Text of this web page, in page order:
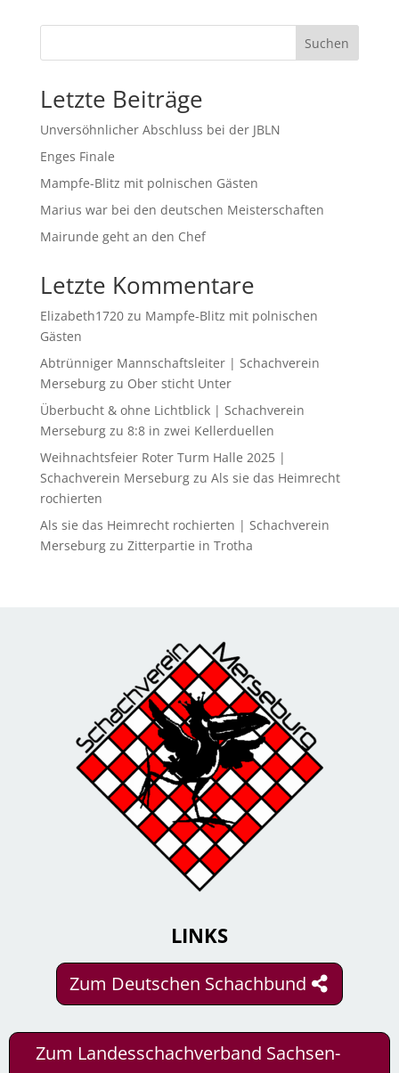
Suchen
Letzte Beiträge
Unversöhnlicher Abschluss bei der JBLN
Enges Finale
Mampfe-Blitz mit polnischen Gästen
Marius war bei den deutschen Meisterschaften
Mairunde geht an den Chef
Letzte Kommentare
Elizabeth1720zu Mampfe-Blitz mit polnischen
Gästen
Abtrünniger Mannschaftsleiter | Schachverein
Merseburgzu Ober sticht Unter
Überbucht & ohne Lichtblick | Schachverein
Merseburgzu 8:8 in zwei Kellerduellen
Weihnachtsfeier Roter Turm Halle 2025 |
Schachverein Merseburgzu Als sie das Heimrecht
rochierten
Als sie das Heimrecht rochierten | Schachverein
Merseburgzu Zitterpartie in Trotha
LINKS
Zum Deutschen Schachbund
Zum Landesschachverband Sachsen-